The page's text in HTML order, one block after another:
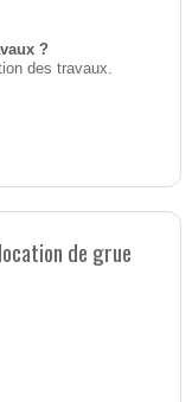
?
des travaux.
de grue